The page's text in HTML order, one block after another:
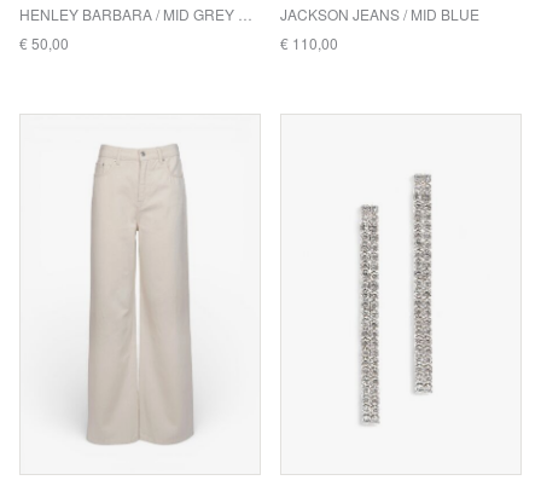
€ 50,00
JACKSON JEANS / MID BLUE
€ 110,00